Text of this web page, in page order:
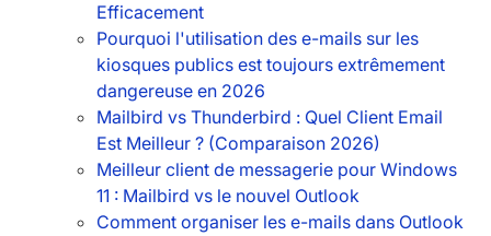
Efficacement
Pourquoi l'utilisation des e-mails sur les
kiosques publics est toujours extrêmement
dangereuse en 2026
Mailbird vs Thunderbird : Quel Client Email
Est Meilleur ? (Comparaison 2026)
Meilleur client de messagerie pour Windows
11 : Mailbird vs le nouvel Outlook
Comment organiser les e-mails dans Outlook